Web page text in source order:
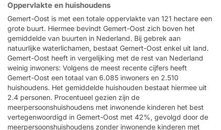
Oppervlakte en huishoudens
Gemert-Oost is met een totale oppervlakte van 121 hectare een
grote buurt. Hiermee bevindt Gemert-Oost zich boven het
gemiddelde van buurten in Nederland. Bij gebrek aan
natuurlijke waterlichamen, bestaat Gemert-Oost enkel uit land.
Gemert-Oost heeft in vergelijking met de rest van Nederland
weinig inwoners: Volgens de meest recente cijfers heeft
Gemert-Oost een totaal van 6.085 inwoners en 2.510
huishoudens. Het gemiddelde huishouden bestaat hiermee uit
2.4 personen. Procentueel gezien zijn de
meerpersoonshuishoudens met inwonende kinderen het best
vertegenwoordigd in Gemert-Oost met 42%, gevolgd door de
meerpersoonshuishoudens zonder inwonende kinderen met